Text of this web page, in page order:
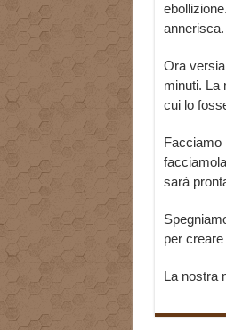
annerisca.
Ora
minuti. La
cui lo
Facciamo
sarà
per
La nostra